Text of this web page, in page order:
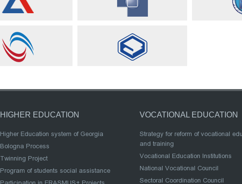
HIGHER EDUCATION
Higher Education system of Georgia
Bologna Process
Twinning Project
Program of students social assistance
VOCATIONAL EDUCATION
Strategy for reform of vocational
and training
Vocational Education Institutions
National Vocational Council
Sectoral Coordination Council